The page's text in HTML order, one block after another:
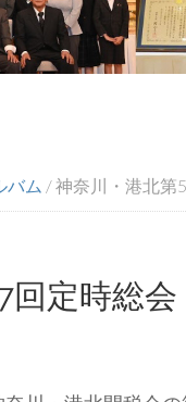
バム /神奈川・港北第
回定時総会